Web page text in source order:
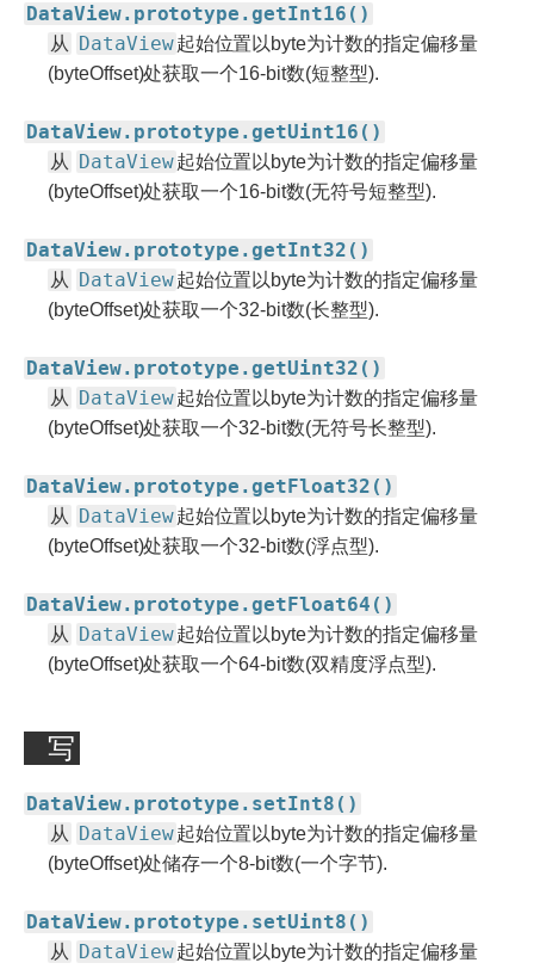
DataView.prototype.getInt16()
从 DataView 起始位置以byte为计数的指定偏移量
(byteOffset)处获取一个16-bit数(短整型).
DataView.prototype.getUint16()
从 DataView 起始位置以byte为计数的指定偏移量
(byteOffset)处获取一个16-bit数(无符号短整型).
DataView.prototype.getInt32()
从 DataView 起始位置以byte为计数的指定偏移量
(byteOffset)处获取一个32-bit数(长整型).
DataView.prototype.getUint32()
从 DataView 起始位置以byte为计数的指定偏移量
(byteOffset)处获取一个32-bit数(无符号长整型).
DataView.prototype.getFloat32()
从 DataView 起始位置以byte为计数的指定偏移量
(byteOffset)处获取一个32-bit数(浮点型).
DataView.prototype.getFloat64()
从 DataView 起始位置以byte为计数的指定偏移量
(byteOffset)处获取一个64-bit数(双精度浮点型).
写
DataView.prototype.setInt8()
从 DataView 起始位置以byte为计数的指定偏移量
(byteOffset)处储存一个8-bit数(一个字节).
DataView.prototype.setUint8()
从 DataView 起始位置以byte为计数的指定偏移量